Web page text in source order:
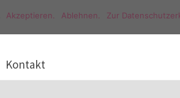
Kontakt
Akzeptieren. Ablehnen. Zur